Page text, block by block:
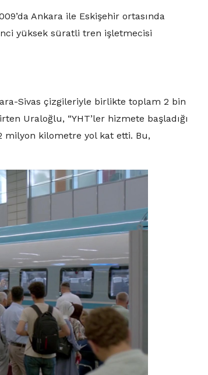
Ankara ile Eskişehir ortasında
yüksek süratli tren işletmecisi
Sivas çizgileriyle birlikte toplam 2 bin
Uraloğlu, “YHT’ler hizmete başladığı
kilometre yol kat etti. Bu,